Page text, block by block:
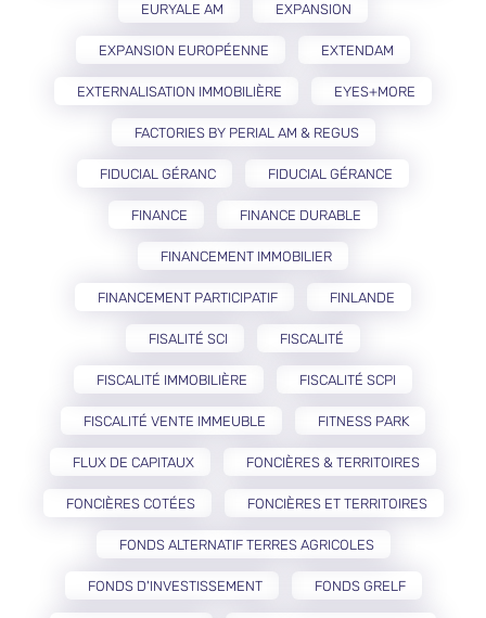
EURYALE AM EXPANSION
EXPANSION EUROPÉENNE EXTENDAM
EXTERNALISATION IMMOBILIÈRE EYES+MORE
FACTORIES BY PERIAL AM & REGUS
FIDUCIAL GÉRANC FIDUCIAL GÉRANCE
FINANCE FINANCE DURABLE
FINANCEMENT IMMOBILIER
FINANCEMENT PARTICIPATIF FINLANDE
FISALITÉ SCI FISCALITÉ
FISCALITÉ IMMOBILIÈRE FISCALITÉ SCPI
FISCALITÉ VENTE IMMEUBLE FITNESS PARK
FLUX DE CAPITAUX FONCIÈRES & TERRITOIRES
FONCIÈRES COTÉES FONCIÈRES ET TERRITOIRES
FONDS ALTERNATIF TERRES AGRICOLES
FONDS D'INVESTISSEMENT FONDS GRELF